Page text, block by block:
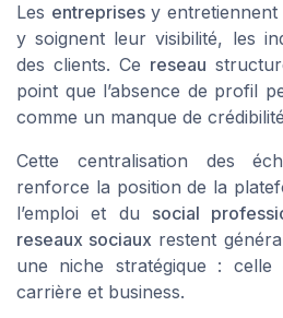
Les entreprisesy entretiennent
y soignent leur visibilité, les
des clients. Ce reseau
point que l’absence de profil
comme un manque de
Cette centralisation des
renforce la position de la
l’emploi et du social
reseaux sociaux restent
une niche stratégique : celle
carrière et business.